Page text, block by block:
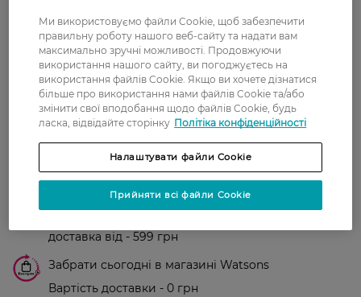
З 0 відгуків
Доставка
Нова пошта
У відділення Нової пошти - 99 грн,
безкоштовно від 699 грн
доставка від - 599 грн
Забрати сьогодні в магазині Watsons
Вартість доставки - 0 грн
Ми використовуємо файли Cookie, щоб забезпечити
правильну роботу нашого веб-сайту та надати вам
максимально зручні можливості. Продовжуючи
використання нашого сайту, ви погоджуєтесь на
використання файлів Cookie. Якщо ви хочете дізнатися
більше про використання нами файлів Cookie та/або
змінити свої вподобання щодо файлів Cookie, будь
ласка, відвідайте сторінку Політіка конфіденційності
Налаштувати файли Cookie
Прийняти всі файли Cookie